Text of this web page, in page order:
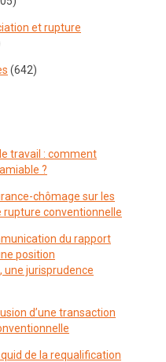
et rupture
(642)
travail : comment
?
chômage sur les
rupture conventionnelle
du rapport
position
une jurisprudence
d’une transaction
de la requalification